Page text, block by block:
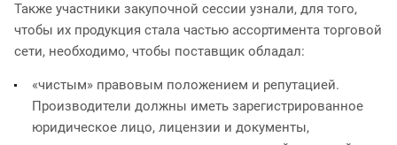
Также участники закупочной сессии узнали, для того,
чтобы их продукция стала частью ассортимента торговой
сети, необходимо, чтобы поставщик обладал:
«чистым» правовым положением и репутацией.
Производители должны иметь зарегистрированное
юридическое лицо, лицензии и документы,